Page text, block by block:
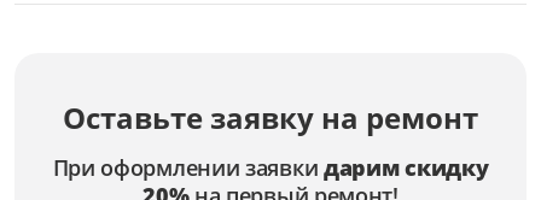
Оставьте заявку на ремонт
При оформлении заявки дарим скидку